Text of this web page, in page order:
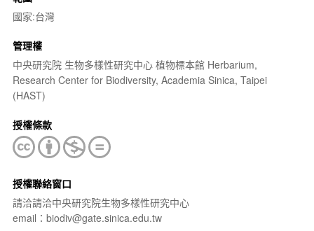
國家:台灣
管理權
中央研究院 生物多樣性研究中心 植物標本館 Herbarium,
Research Center for Biodiversity, Academia Sinica, Taipei
(HAST)
授權條款
授權聯絡窗口
請洽請洽中央研究院生物多樣性研究中心
email：biodiv@gate.sinica.edu.tw